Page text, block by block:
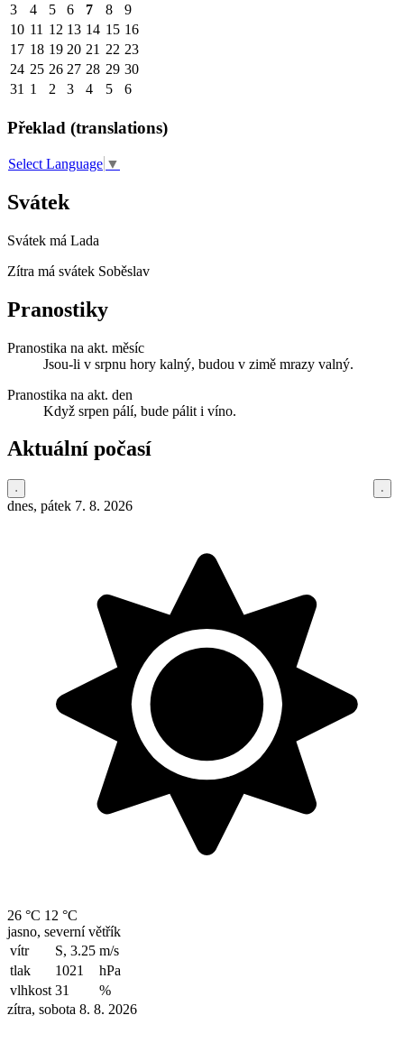
3
4 5 6 7 8
9
10 11 12 13 14 15 16
17 18 19 20 21 22 23
24 25 26 27 28 29 30
31 1 2 3 4 5 6
Překlad (translations)
Select Language ▼
Svátek
Svátek má Lada
Zítra má svátek Soběslav
Pranostiky
Pranostika na akt. měsíc
Jsou-li v srpnu hory kalný, budou v zimě mrazy valný.
Pranostika na akt. den
Když srpen pálí, bude pálit i víno.
Aktuální počasí
dnes, pátek 7. 8. 2026
26 °C 12 °C
jasno, severní větřík
vítr
S, 3.25 m/s
tlak
1021
hPa
vlhkost 31
%
zítra, sobota 8. 8. 2026